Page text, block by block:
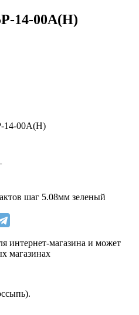
14-00A(H)
14-00A(H)
шаг 5.08мм зеленый
интернет-магазина и может
магазинах